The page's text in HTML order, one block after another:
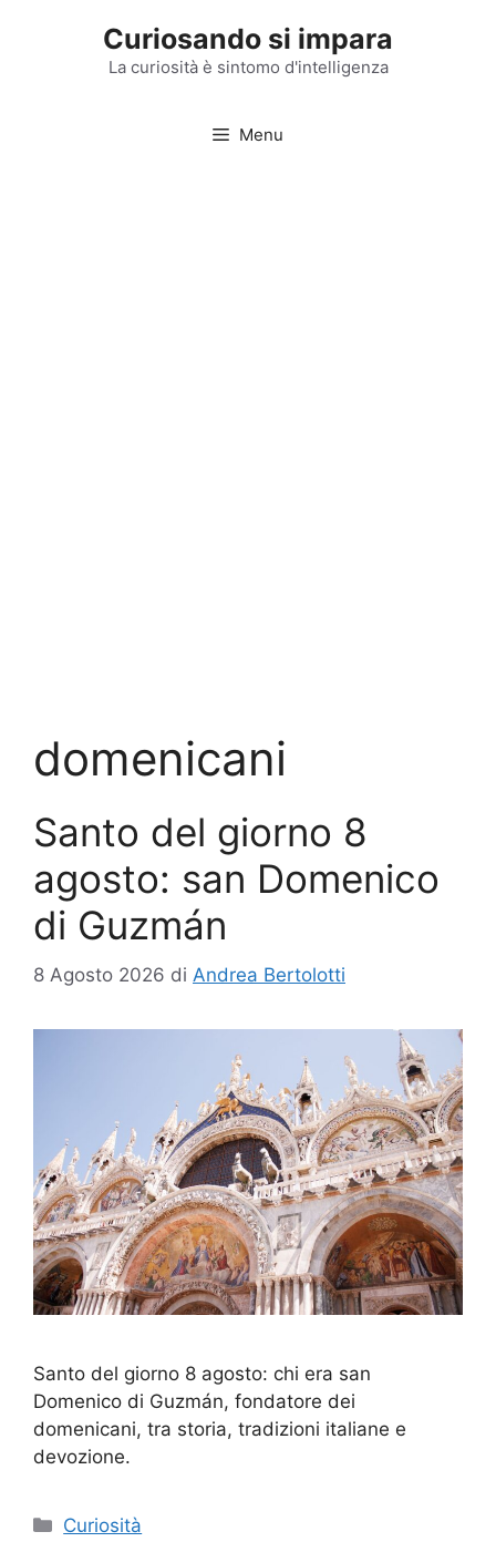
Curiosando si impara
La curiosità è sintomo d'intelligenza
Menu
domenicani
Santo del giorno 8
agosto: san Domenico
di Guzmán
8 Agosto 2026 di Andrea Bertolotti
Santo del giorno 8 agosto: chi era san
Domenico di Guzmán, fondatore dei
domenicani, tra storia, tradizioni italiane e
devozione.
Categorie
Curiosità